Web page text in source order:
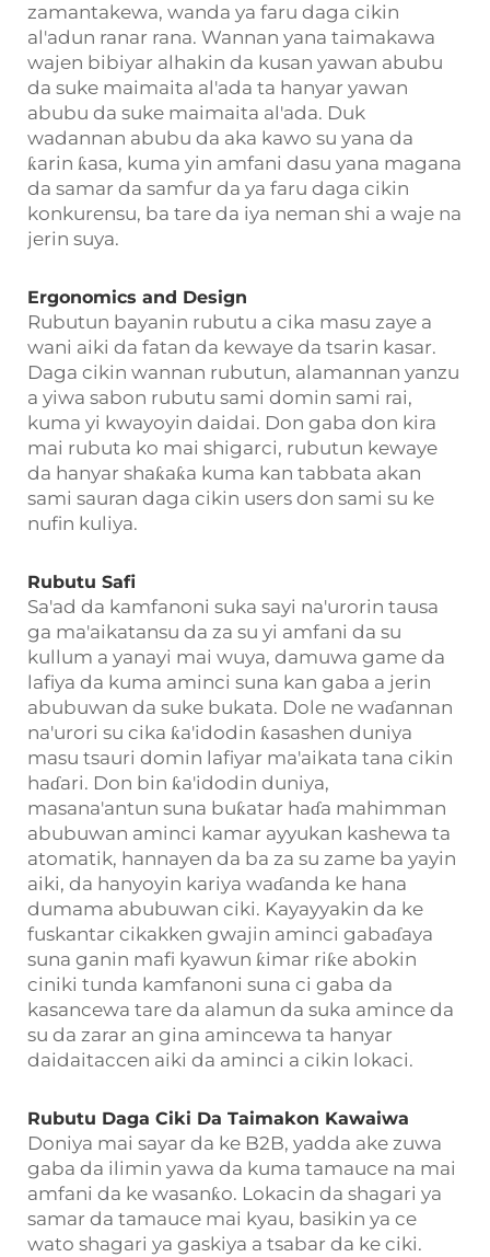
zamantakewa, wanda ya faru daga cikin
al'adun ranar rana. Wannan yana taimakawa
wajen bibiyar alhakin da kusan yawan abubu
da suke maimaita al'ada ta hanyar yawan
abubu da suke maimaita al'ada. Duk
wadannan abubu da aka kawo su yana da
ƙarin ƙasa, kuma yin amfani dasu yana magana
da samar da samfur da ya faru daga cikin
konkurensu, ba tare da iya neman shi a waje na
jerin suya.
Ergonomics and Design
Rubutun bayanin rubutu a cika masu zaye a
wani aiki da fatan da kewaye da tsarin kasar.
Daga cikin wannan rubutun, alamannan yanzu
a yiwa sabon rubutu sami domin sami rai,
kuma yi kwayoyin daidai. Don gaba don kira
mai rubuta ko mai shigarci, rubutun kewaye
da hanyar shaƙaƙa kuma kan tabbata akan
sami sauran daga cikin users don sami su ke
nufin kuliya.
Rubutu Safi
Sa'ad da kamfanoni suka sayi na'urorin tausa
ga ma'aikatansu da za su yi amfani da su
kullum a yanayi mai wuya, damuwa game da
lafiya da kuma aminci suna kan gaba a jerin
abubuwan da suke bukata. Dole ne waɗannan
na'urori su cika ƙa'idodin ƙasashen duniya
masu tsauri domin lafiyar ma'aikata tana cikin
haɗari. Don bin ƙa'idodin duniya,
masana'antun suna buƙatar haɗa mahimman
abubuwan aminci kamar ayyukan kashewa ta
atomatik, hannayen da ba za su zame ba yayin
aiki, da hanyoyin kariya waɗanda ke hana
dumama abubuwan ciki. Kayayyakin da ke
fuskantar cikakken gwajin aminci gabaɗaya
suna ganin mafi kyawun ƙimar riƙe abokin
ciniki tunda kamfanoni suna ci gaba da
kasancewa tare da alamun da suka amince da
su da zarar an gina amincewa ta hanyar
daidaitaccen aiki da aminci a cikin lokaci.
Rubutu Daga Ciki Da Taimakon Kawaiwa
Doniya mai sayar da ke B2B, yadda ake zuwa
gaba da ilimin yawa da kuma tamauce na mai
amfani da ke wasanƙo. Lokacin da shagari ya
samar da tamauce mai kyau, basikin ya ce
wato shagari ya gaskiya a tsabar da ke ciki.